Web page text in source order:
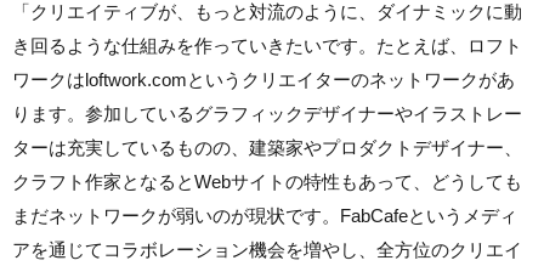
「クリエイティブが、もっと対流のように、ダイナミックに動
き回るような仕組みを作っていきたいです。たとえば、ロフト
ワークはloftwork.comというクリエイターのネットワークがあ
ります。参加しているグラフィックデザイナーやイラストレー
ターは充実しているものの、建築家やプロダクトデザイナー、
クラフト作家となるとWebサイトの特性もあって、どうしても
まだネットワークが弱いのが現状です。FabCafeというメディ
アを通じてコラボレーション機会を増やし、全方位のクリエイ